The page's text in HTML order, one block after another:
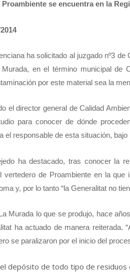
se encuentra en la
ha solicitado al juzgado nº3
en el término municipal de
por este material sea la
el director general de Calidad
para conocer de dónde
el responsable de esta situación, bajo
ha destacado, tras conocer la
vertedero de Proambiente en la
y, por lo tanto “la Generalitat no
Murada lo que se produjo, hace
ha actuado de manera reiterada.
se paralizaron por el inicio del
el depósito de todo tipo de